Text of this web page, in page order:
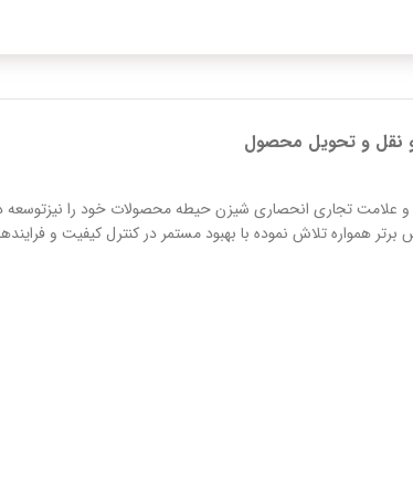
نقل و تحویل محصول
همواره تلاش نموده با بهبود مستمر در کنترل کیفیت و